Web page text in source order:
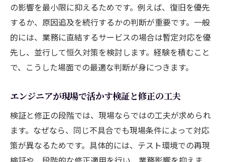
の影響を最小限に抑えるためです。例えば、復旧を優先
するか、原因追及を続行するかの判断が重要です。一般
的には、業務に直結するサービスの場合は暫定対応を優
先し、並行して恒久対策を検討します。経験を積むこと
で、こうした場面での最適な判断が身につきます。
エンジニアが現場で活かす検証と修正の工夫
検証と修正の段階では、現場ならではの工夫が求められ
ます。なぜなら、同じ不具合でも現場条件によって対応
策が異なるためです。具体的には、テスト環境での再現